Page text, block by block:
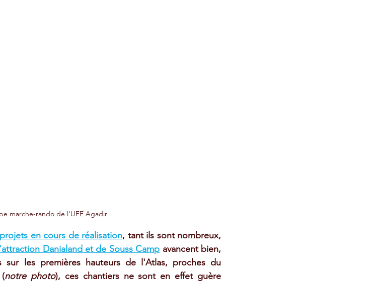
marche-rando de l'UFE Agadir
en cours de réalisation, tant ils sont nombreux,
Danialand et de Souss Camp avancent bien,
sur les premières hauteurs de l'Atlas, proches du
notre photo), ces chantiers ne sont en effet guère